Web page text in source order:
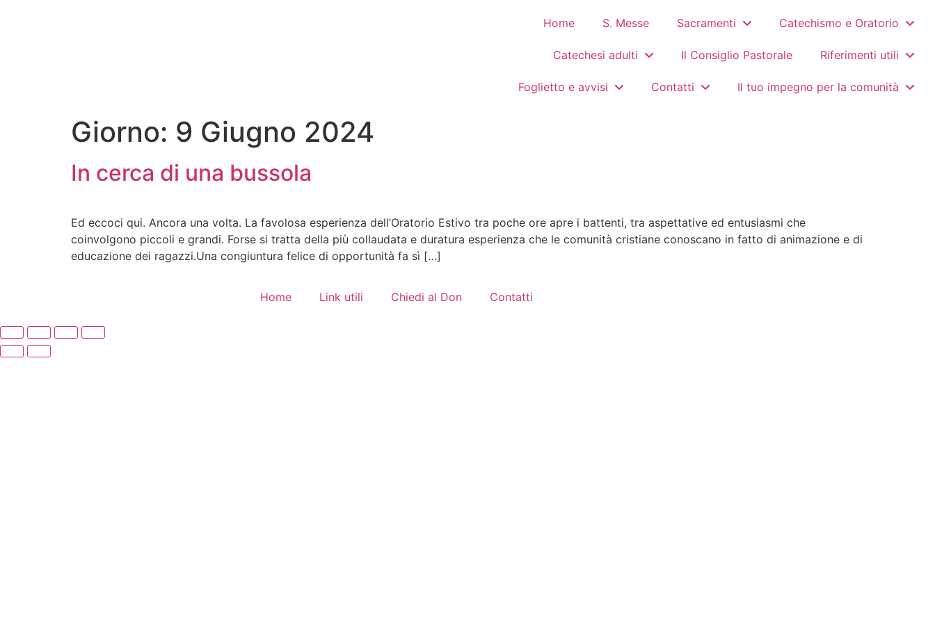
Home S. Messe Sacramenti Catechismo e Oratorio
Catechesi adulti Il Consiglio Pastorale Riferimenti utili
Foglietto e avvisi Contatti Il tuo impegno per la comunità
Giorno: 9 Giugno 2024
In cerca di una bussola
Ed eccoci qui. Ancora una volta. La favolosa esperienza dell’Oratorio Estivo tra poche ore apre i battenti, tra aspettative ed entusiasmi che
coinvolgono piccoli e grandi. Forse si tratta della più collaudata e duratura esperienza che le comunità cristiane conoscano in fatto di animazione e di
educazione dei ragazzi.Una congiuntura felice di opportunità fa sì […]
Home Link utili Chiedi al Don Contatti